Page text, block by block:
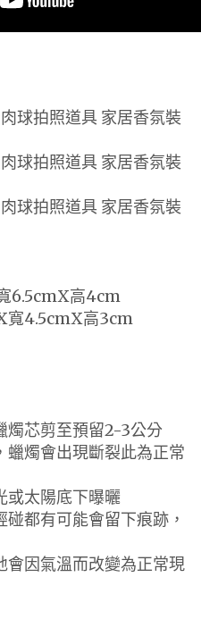
球拍照道具 家居香氛裝
球拍照道具 家居香氛裝
球拍照道具 家居香氛裝
6.5cmX高4cm
寬4.5cmX高3cm
芯剪至預留2-3公分
燭會出現斷裂此為正常
太陽底下曝曬
都有可能會留下痕跡，
因氣溫而改變為正常現